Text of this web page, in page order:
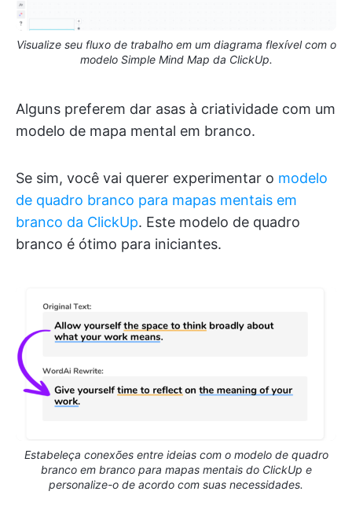
Visualize seu fluxo de trabalho em um diagrama flexível com o
modelo Simple Mind Map da ClickUp.
Alguns preferem dar asas à criatividade com um
modelo de mapa mental em branco.
Se sim, você vai querer experimentar o modelo
de quadro branco para mapas mentais em
branco da ClickUp. Este modelo de quadro
branco é ótimo para iniciantes.
Estabeleça conexões entre ideias com o modelo de quadro
branco em branco para mapas mentais do ClickUp e
personalize-o de acordo com suas necessidades.